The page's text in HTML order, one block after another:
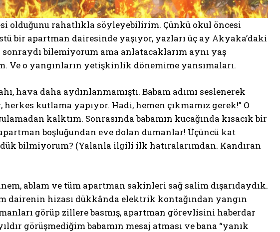
olduğunu rahatlıkla söyleyebilirim. Çünkü okul öncesi
bir apartman dairesinde yaşıyor, yazları üç ay Akyaka’daki
bilemiyorum ama anlatacaklarım aynı yaş
Ve o yangınların yetişkinlik dönemime yansımaları.
hava daha aydınlanmamıştı. Babam adımı seslenerek
kutlama yapıyor. Hadi, hemen çıkmamız gerek!” O
kalktım. Sonrasında babamın kucağında kısacık bir
boşluğundan eve dolan dumanlar! Üçüncü kat
bilmiyorum? (Yalanla ilgili ilk hatıralarımdan. Kandıran
ablam ve tüm apartman sakinleri sağ salim dışarıdaydık.
dairenin hizası dükkânda elektrik kontağından yangın
görüp zillere basmış, apartman görevlisini haberdar
görüşmediğim babamın mesaj atması ve bana “yanık